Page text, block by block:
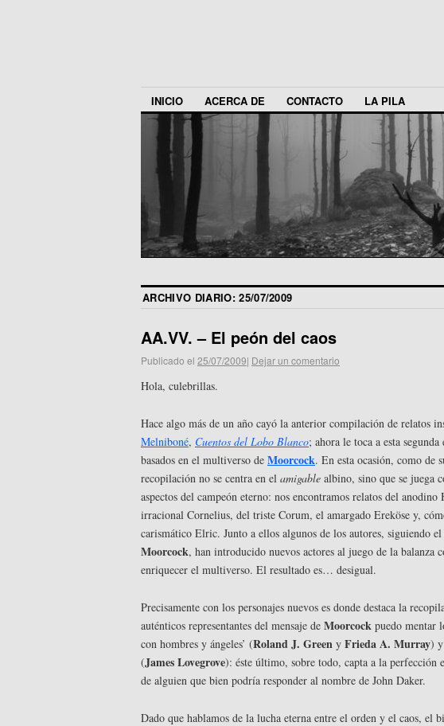
INICIO ACERCA DE CONTACTO LA PILA
ARCHIVO DIARIO:25/07/2009
AA.VV. – El peón del caos
Publicado el 25/07/2009| Dejar un comentario
Hola, culebrillas.
Hace algo más de un año cayó la anterior compilación de relatos
Melniboné, Cuentos del Lobo Blanco; ahora le toca a esta
basados en el multiverso de Moorcock. En esta ocasión, como de
recopilación no se centra en el amigable albino, sino que se juega
aspectos del campeón eterno: nos encontramos relatos del
irracional Cornelius, del triste Corum, el amargado Ereköse y,
carismático Elric. Junto a ellos algunos de los autores, siguiendo
Moorcock, han introducido nuevos actores al juego de la balanza
enriquecer el multiverso. El resultado es… desigual.
Precisamente con los personajes nuevos es donde destaca la
auténticos representantes del mensaje de Moorcock puedo mentar
con hombres y ángeles’ (Roland J. Green y Frieda A. Murray) y
(James Lovegrove): éste último, sobre todo, capta a la perfección
de alguien que bien podría responder al nombre de John Daker.
Dado que hablamos de la lucha eterna entre el orden y el caos, el